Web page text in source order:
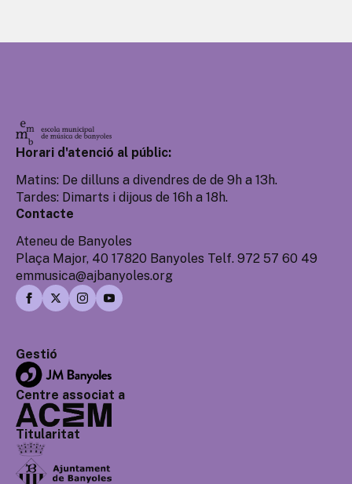
Horari d'atenció al públic:
Matins: De dilluns a divendres de de 9h a 13h.
Tardes: Dimarts i dijous de 16h a 18h.
Contacte
Ateneu de Banyoles
Plaça Major, 40 17820 Banyoles Telf. 972 57 60 49
emmusica@ajbanyoles.org
Gestió
Centre associat a
Titularitat